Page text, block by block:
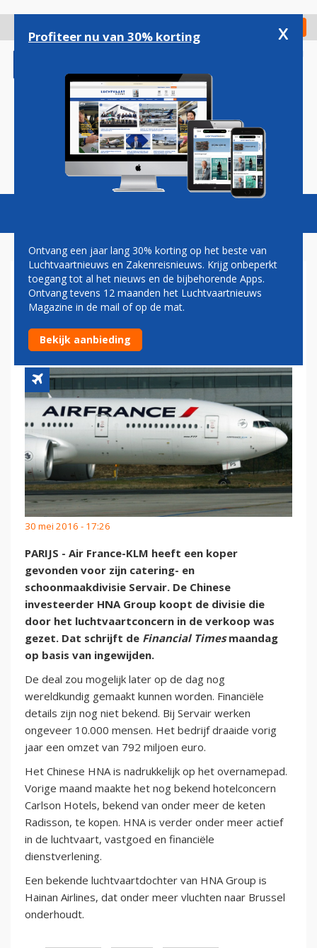
gaan
Check in
Magazine Podcasts Vacatures
CHINESE KOPER VOOR
DOCHTERBEDRIJF AIR
FRANCE-KLM
30 mei 2016 - 17:26
PARIJS - Air France-KLM heeft een koper
gevonden voor zijn catering- en
schoonmaakdivisie Servair. De Chinese
investeerder HNA Group koopt de divisie die
door het luchtvaartconcern in de verkoop was
gezet. Dat schrijft de Financial Timesmaandag
op basis van ingewijden.
De deal zou mogelijk later op de dag nog
wereldkundig gemaakt kunnen worden. Financiële
details zijn nog niet bekend. Bij Servair werken
ongeveer 10.000 mensen. Het bedrijf draaide vorig
jaar een omzet van 792 miljoen euro.
Het Chinese HNA is nadrukkelijk op het overnamepad.
Vorige maand maakte het nog bekend hotelconcern
Carlson Hotels, bekend van onder meer de keten
Radisson, te kopen. HNA is verder onder meer actief
in de luchtvaart, vastgoed en financiële
dienstverlening.
Een bekende luchtvaartdochter van HNA Group is
Hainan Airlines, dat onder meer vluchten naar Brussel
onderhoudt.
Profiteer nu van 30% korting x
Ontvang een jaar lang 30% korting op het beste van
Luchtvaartnieuws en Zakenreisnieuws. Krijg onbeperkt
toegang tot al het nieuws en de bijbehorende Apps.
Ontvang tevens 12 maanden het Luchtvaartnieuws
Magazine in de mail of op de mat.
Bekijk aanbieding